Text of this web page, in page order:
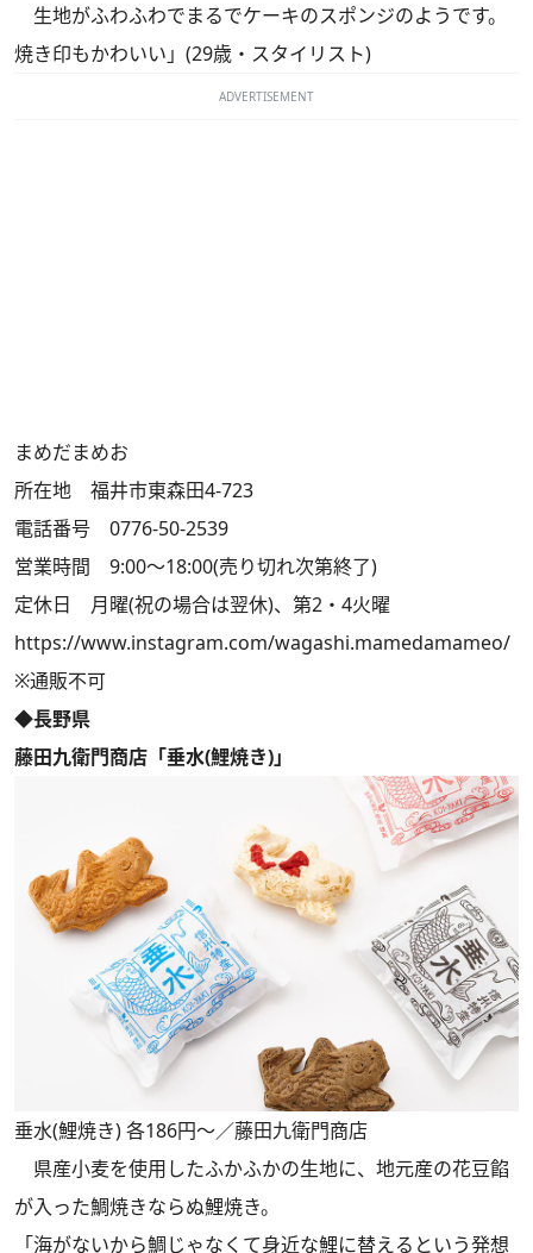
生地がふわふわでまるでケーキのスポンジのようです。
焼き印もかわいい」(29歳・スタイリスト)
ADVERTISEMENT
まめだまめお
所在地 福井市東森田4-723
電話番号 0776-50-2539
営業時間 9:00～18:00(売り切れ次第終了)
定休日 月曜(祝の場合は翌休)、第2・4火曜
https://www.instagram.com/wagashi.mamedamameo/
※通販不可
◆長野県
藤田九衛門商店「垂水(鯉焼き)」
垂水(鯉焼き) 各186円～／藤田九衛門商店
県産小麦を使用したふかふかの生地に、地元産の花豆餡
が入った鯛焼きならぬ鯉焼き。
「海がないから鯛じゃなくて身近な鯉に替えるという発想